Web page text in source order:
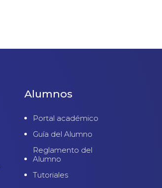
Alumnos
Portal académico
Guía del Alumno
Reglamento del
Alumno
Tutoriales